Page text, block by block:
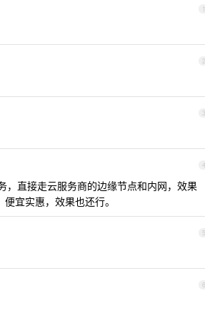
1
2
3
4
，直接走云服务商的边缘节点和内网，效果
宜实惠，效果也还行。
5
6